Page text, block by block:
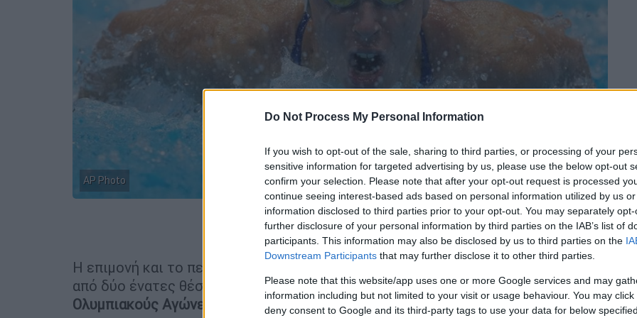
Do Not Process My Personal Information
If you wish to opt-out of the sale, sharing to third parties, or processing of your
sensitive information for targeted advertising by us, please use the below opt-out
confirm your selection. Please note that after your opt-out request is processed
continue seeing interest-based ads based on personal information utilized by us
information disclosed to third parties prior to your opt-out. You may separately
further disclosure of your personal information by third parties on the IAB’s list of
participants. This information may also be disclosed by us to third parties on the
Downstream Participants that may further disclose it to other third parties.
Please note that this website/app uses one or more Google services and may
information including but not limited to your visit or usage behaviour. You may
deny consent to Google and its third-party tags to use your data for below
AP Photo
Προσθέστε το ΕΘΝΟΣ στη Google
Η επιμονή και το πείσμα της Ντουντουνάκη
επιβραβεύτηκε καθώς μετά
από δύο ένατες θέσεις σε
Παγκόσμια Πρωταθλήματακαι άλλη μία σε
Ολυμπιακούς Αγώνες
, κατάφερε επιτέλους να περάσει στον τελικό.